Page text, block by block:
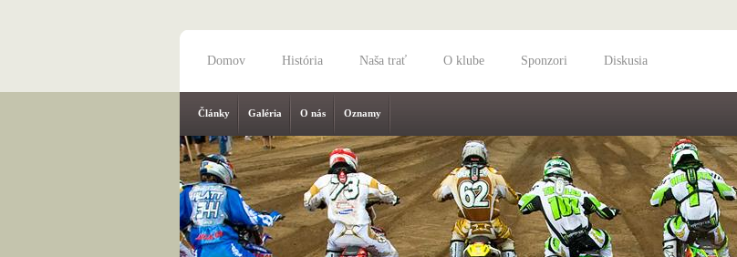
Domov História Naša trať O klube Sponzori Diskusia
Články Galéria O nás Oznamy